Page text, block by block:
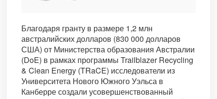
Благодаря гранту в размере 1,2 млн
австралийских долларов (830 000 долларов
США) от Министерства образования Австралии
(DoE) в рамках программы Trailblazer Recycling
& Clean Energy (TRaCE) исследователи из
Университета Нового Южного Уэльса в
Канберре создали усовершенствованный